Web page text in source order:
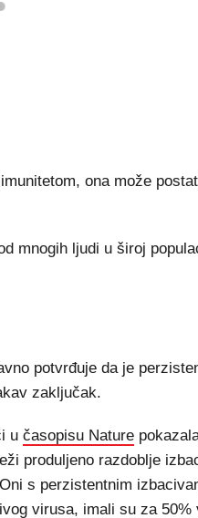
ona može
mnogih ljudi u široj
potvrđuje da je
zaključak.
u časopisu Nature
produljeno razdoblje
s perzistentnim
virusa, imali su za